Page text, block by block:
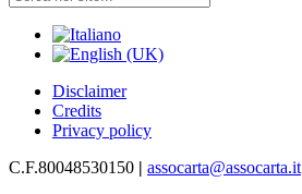
Disclaimer
Credits
Privacy policy
C.F.80048530150 | assocarta@assocarta.it